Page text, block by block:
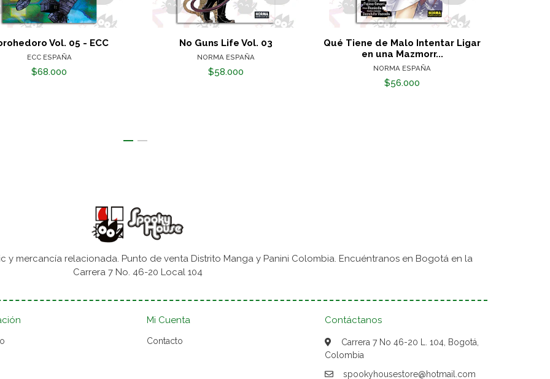
Vol. 05 - ECC
ECC ESPAÑA
$68.000
No Guns Life Vol. 03
NORMA ESPAÑA
$58.000
Qué Tiene de Malo Intentar Ligar
en una Mazmorr...
NORMA ESPAÑA
$56.000
y mercancía relacionada. Punto de venta Distrito Manga y Panini Colombia. Encuéntranos en Bogotá en la
Carrera 7 No. 46-20 Local 104
Mi Cuenta
Contacto
Contáctanos
Carrera 7 No 46-20 L. 104, Bogotá,
Colombia
spookyhousestore@hotmail.com